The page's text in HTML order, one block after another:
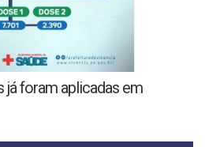
já foram aplicadas em